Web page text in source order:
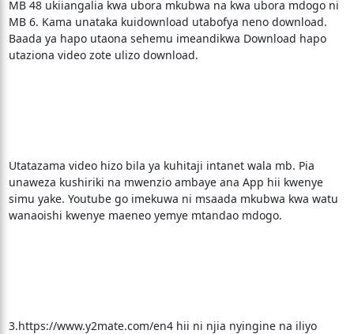
MB 48 ukiiangalia kwa ubora mkubwa na kwa ubora mdogo ni
MB 6. Kama unataka kuidownload utabofya neno download.
Baada ya hapo utaona sehemu imeandikwa Download hapo
utaziona video zote ulizo download.
Utatazama video hizo bila ya kuhitaji intanet wala mb. Pia
unaweza kushiriki na mwenzio ambaye ana App hii kwenye
simu yake. Youtube go imekuwa ni msaada mkubwa kwa watu
wanaoishi kwenye maeneo yemye mtandao mdogo.
3.https://www.y2mate.com/en4 hii ni njia nyingine na iliyo